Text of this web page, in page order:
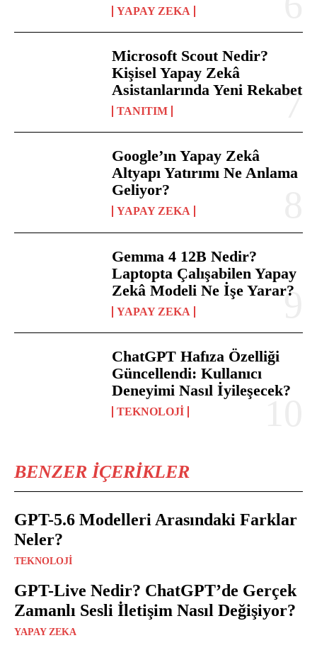
YAPAY ZEKA
Microsoft Scout Nedir?
Kişisel Yapay Zekâ
Asistanlarında Yeni Rekabet
TANITIM
Google’ın Yapay Zekâ
Altyapı Yatırımı Ne Anlama
Geliyor?
YAPAY ZEKA
Gemma 4 12B Nedir?
Laptopta Çalışabilen Yapay
Zekâ Modeli Ne İşe Yarar?
YAPAY ZEKA
ChatGPT Hafıza Özelliği
Güncellendi: Kullanıcı
Deneyimi Nasıl İyileşecek?
TEKNOLOJI
BENZER İÇERIKLER
GPT-5.6 Modelleri Arasındaki Farklar
Neler?
TEKNOLOJI
GPT-Live Nedir? ChatGPT’de Gerçek
Zamanlı Sesli İletişim Nasıl Değişiyor?
YAPAY ZEKA